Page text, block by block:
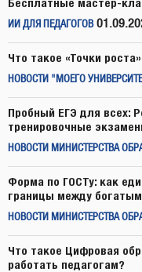
ИИ ДЛЯ ПЕДАГОГОВ
Что такое «Точки
НОВОСТИ "МОЕГО
Пробный ЕГЭ для всех:
тренировочные
НОВОСТИ МИНИСТЕРСТВА
Форма по ГОСТу: как
границы между
НОВОСТИ МИНИСТЕРСТВА
Что такое Цифровая
работать педагогам?